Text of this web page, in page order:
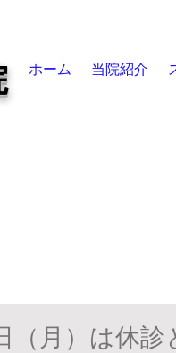
ホーム 当院紹介
（月）は休診